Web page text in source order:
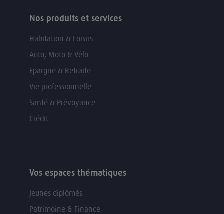
Nos produits et services
Habitation & Loisirs
Auto, Moto & Vélo
Epargne & Retraite
Vie professionnelle
Santé & Prévoyance
Crédit
Vos espaces thématiques
Jeunes diplômés
Patrimoine & Finance